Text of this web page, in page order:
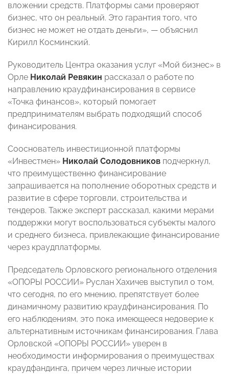
вложении средств. Платформы сами проверяют
бизнес, что он реальный. Это гарантия того, что
бизнес не может не отдать деньги», — объяснил
Кирилл Косминский.
Руководитель Центра оказания услуг «Мой бизнес» в
Орле Николай Ревякин рассказал о работе по
направлению краудфинансирования в сервисе
«Точка финансов», который помогает
предпринимателям выбрать подходящий способ
финансирования.
Сооснователь инвестиционной платформы
«Инвестмен» Николай Солодовников подчеркнул,
что преимущественно финансирование
запрашивается на пополнение оборотных средств и
развитие в сфере торговли, строительства и
тендеров. Также эксперт рассказал, какими мерами
поддержки могут воспользоваться субъекты малого
и среднего бизнеса, привлекающие финансирование
через краудплатформы.
Председатель Орловского регионального отделения
«ОПОРЫ РОССИИ» Руслан Хахичев выступил о том,
что сегодня, по его мнению, препятствует более
динамичному развитию краудфинансирования. По
его наблюдениям, это пока имеющееся недоверие к
альтернативным источникам финансирования. Глава
Орловской «ОПОРЫ РОССИИ» уверен в
необходимости информирования о преимуществах
краудфандинга, причем через личные истории